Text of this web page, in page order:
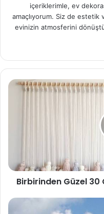
içeriklerimle, ev
amaçlıyorum. Siz de
evinizin atmosferini
Birbirinden Güzel 30